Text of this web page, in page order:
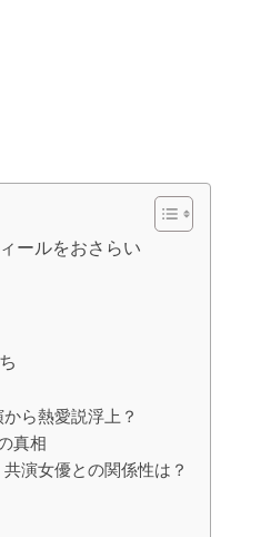
ールをおさらい
ら熱愛説浮上？
真相
演女優との関係性は？